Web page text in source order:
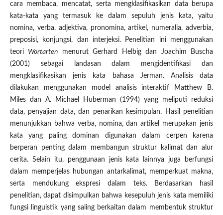
cara membaca, mencatat, serta mengklasifikasikan data berupa
kata-kata yang termasuk ke dalam sepuluh jenis kata, yaitu
nomina, verba, adjektiva, pronomina, artikel, numeralia, adverbia,
preposisi, konjungsi, dan interjeksi. Penelitian ini menggunakan
teori Wortarten menurut Gerhard Helbig dan Joachim Buscha
(2001) sebagai landasan dalam mengidentifikasi dan
mengklasifikasikan jenis kata bahasa Jerman. Analisis data
dilakukan menggunakan model analisis interaktif Matthew B.
Miles dan A. Michael Huberman (1994) yang meliputi reduksi
data, penyajian data, dan penarikan kesimpulan. Hasil penelitian
menunjukkan bahwa verba, nomina, dan artikel merupakan jenis
kata yang paling dominan digunakan dalam cerpen karena
berperan penting dalam membangun struktur kalimat dan alur
cerita. Selain itu, penggunaan jenis kata lainnya juga berfungsi
dalam memperjelas hubungan antarkalimat, memperkuat makna,
serta mendukung ekspresi dalam teks. Berdasarkan hasil
penelitian, dapat disimpulkan bahwa kesepuluh jenis kata memiliki
fungsi linguistik yang saling berkaitan dalam membentuk struktur